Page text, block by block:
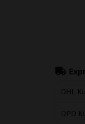
DHL
DPD